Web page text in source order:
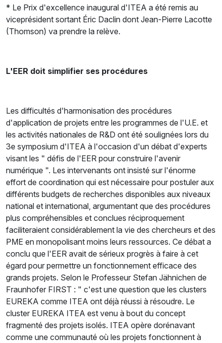
* Le Prix d'excellence inaugural d'ITEA a été remis au
viceprésident sortant Éric Daclin dont Jean-Pierre Lacotte
(Thomson) va prendre la relève.
L'EER doit simplifier ses procédures
Les difficultés d'harmonisation des procédures
d'application de projets entre les programmes de l'U.E. et
les activités nationales de R&D ont été soulignées lors du
3e symposium d'ITEA à l'occasion d'un débat d'experts
visant les " défis de l'EER pour construire l'avenir
numérique ". Les intervenants ont insisté sur l'énorme
effort de coordination qui est nécessaire pour postuler aux
différents budgets de recherches disponibles aux niveaux
national et international, argumentant que des procédures
plus compréhensibles et conclues réciproquement
faciliteraient considérablement la vie des chercheurs et des
PME en monopolisant moins leurs ressources. Ce débat a
conclu que l'EER avait de sérieux progrès à faire à cet
égard pour permettre un fonctionnement efficace des
grands projets. Selon le Professeur Stefan Jähnichen de
Fraunhofer FIRST : " c'est une question que les clusters
EUREKA comme ITEA ont déjà réussi à résoudre. Le
cluster EUREKA ITEA est venu à bout du concept
fragmenté des projets isolés. ITEA opère dorénavant
comme une communauté où les projets fonctionnent à